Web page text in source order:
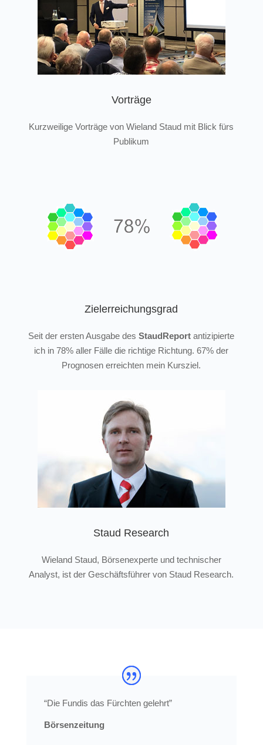
Vorträge
Kurzweilige Vorträge von Wieland Staud mit Blick fürs
Publikum
Zielerreichungsgrad
Seit der ersten Ausgabe desStaudReport antizipierte
ich in 78% aller Fälle die richtige Richtung. 67% der
Prognosen erreichten mein Kursziel.
Staud Research
Wieland Staud, Börsenexperte und technischer
Analyst, ist der Geschäftsführer von Staud Research.
“Die Fundis das Fürchten gelehrt”
Börsenzeitung